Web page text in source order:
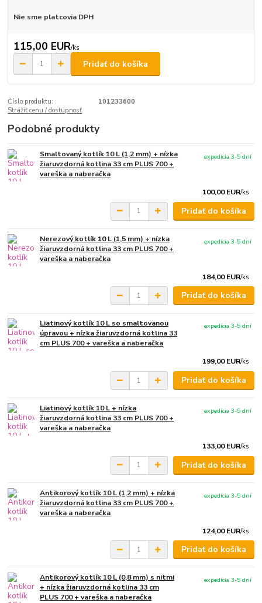
Nie sme platcovia DPH
115,00 EUR/ks
Pridať do košíka
Číslo produktu:
101233600
Strážiť cenu / dostupnosť
Podobné produkty
Smaltovaný kotlík 10 L (1,2 mm) + nízka
žiaruvzdorná kotlina 33 cm PLUS 700 +
vareška a naberačka
100,00 EUR/ks
expedícia 3-5 dní
Pridať do košíka
Nerezový kotlík 10 L (1,5 mm) + nízka
žiaruvzdorná kotlina 33 cm PLUS 700 +
vareška a naberačka
184,00 EUR/ks
expedícia 3-5 dní
Pridať do košíka
Liatinový kotlík 10 L so smaltovanou
úpravou + nízka žiaruvzdorná kotlina 33
cm PLUS 700 + vareška a naberačka
199,00 EUR/ks
expedícia 3-5 dní
Pridať do košíka
Liatinový kotlík 10 L + nízka
žiaruvzdorná kotlina 33 cm PLUS 700 +
vareška a naberačka
133,00 EUR/ks
expedícia 3-5 dní
Pridať do košíka
Antikorový kotlík 10 L (1,2 mm) + nízka
žiaruvzdorná kotlina 33 cm PLUS 700 +
vareška a naberačka
124,00 EUR/ks
expedícia 3-5 dní
Pridať do košíka
Antikorový kotlík 10 L (0,8 mm) s nitmi
+ nízka žiaruvzdorná kotlina 33 cm
PLUS 700 + vareška a naberačka
expedícia 3-5 dní